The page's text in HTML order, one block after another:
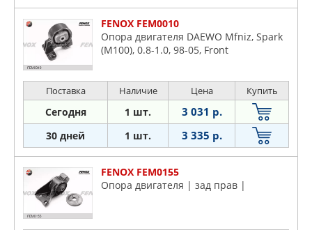
FENOX FEM0010
Опора двигателя DAEWO Mfniz, Spark
(M100), 0.8-1.0, 98-05, Front
Поставка Наличие Цена Купить
Сегодня 1 шт. 3 031 р.
30 дней 1 шт. 3 335 р.
FENOX FEM0155
Опора двигателя | зад прав |